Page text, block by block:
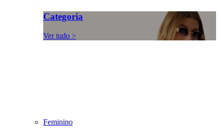
Categoria
Ver tudo >
Feminino